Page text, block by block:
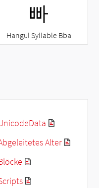
빠
Hangul Syllable Bba
Alter